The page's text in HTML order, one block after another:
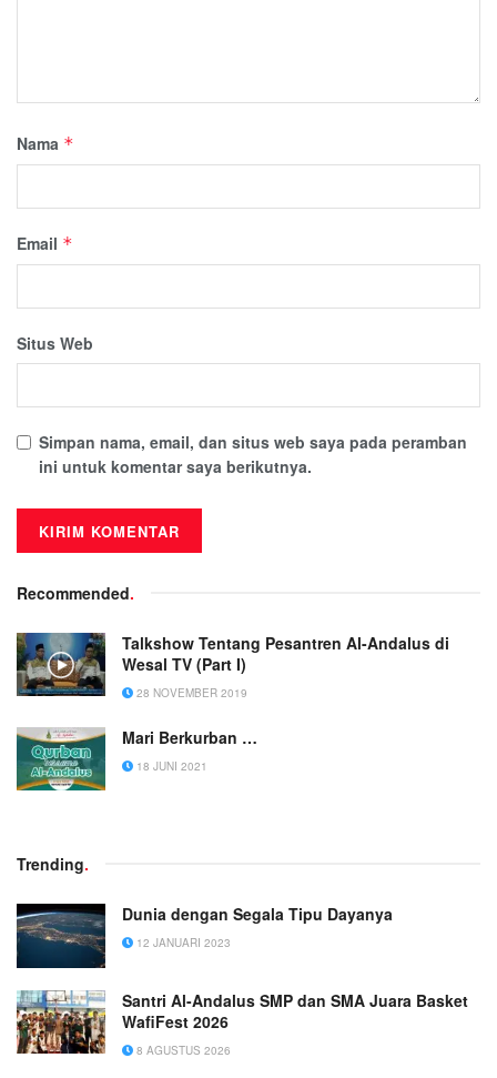
Nama *
Email *
Situs Web
Simpan nama, email, dan situs web saya pada peramban
ini untuk komentar saya berikutnya.
Recommended.
Talkshow Tentang Pesantren Al-Andalus di
Wesal TV (Part I)
28 NOVEMBER 2019
Mari Berkurban …
18 JUNI 2021
Trending.
Dunia dengan Segala Tipu Dayanya
12 JANUARI 2023
Santri Al-Andalus SMP dan SMA Juara Basket
WafiFest 2026
8 AGUSTUS 2026